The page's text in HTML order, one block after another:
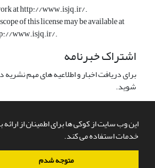
این وب سایت از کوکی ها برای اطمینان از ارائه
خدمات استفاده می کند.
متوجه شدم
athttp://www.isjq.ir/.
of this license may be available at
www.isjq.ir/.
اشتراک خبرنامه
برای دریافت اخبار و اطلاعیه های مهم
شوید.